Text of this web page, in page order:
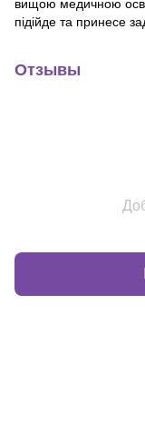
вищою медичною
підійде та принесе
Отзывы